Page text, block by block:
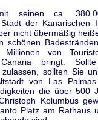
seinen ca.
Stadt der Kanarischen
nicht übermäßig
schönen
Millionen von
Canaria bringt.
sollten Sie
von Las
die über 500
Kolumbus
Platz am Rathaus